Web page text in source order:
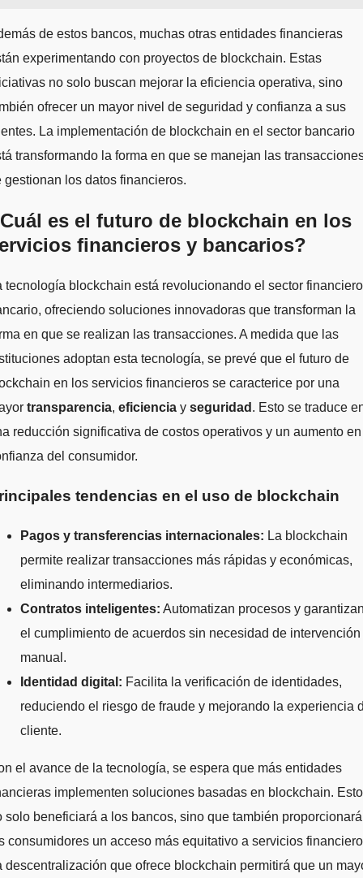
de estos bancos, muchas otras entidades financieras
experimentando con proyectos de blockchain. Estas
no solo buscan mejorar la eficiencia operativa, sino
ofrecer un mayor nivel de seguridad y confianza a sus
La implementación de blockchain en el sector bancario
transformando la forma en que se manejan las
gestionan los datos financieros.
es el futuro de blockchain en los
financieros y bancarios?
tecnología blockchain está revolucionando el sector
ofreciendo soluciones innovadoras que transforman la
en que se realizan las transacciones. A medida que las
adoptan esta tecnología, se prevé que el futuro de
en los servicios financieros se caracterice por una
transparencia, eficiencia y seguridad . Esto se traduce
reducción significativa de costos operativos y un aumento
del consumidor.
tendencias en el uso de blockchain
Pagos y transferencias internacionales: La blockchain
permite realizar transacciones más rápidas y económicas,
eliminando intermediarios.
Contratos inteligentes: Automatizan procesos y
el cumplimiento de acuerdos sin necesidad de intervención
manual.
Identidad digital: Facilita la verificación de identidades,
reduciendo el riesgo de fraude y mejorando la experiencia
cliente.
el avance de la tecnología, se espera que más entidades
implementen soluciones basadas en blockchain. Esto
solo beneficiará a los bancos, sino que también
consumidores un acceso más equitativo a servicios
descentralización que ofrece blockchain permitirá que un